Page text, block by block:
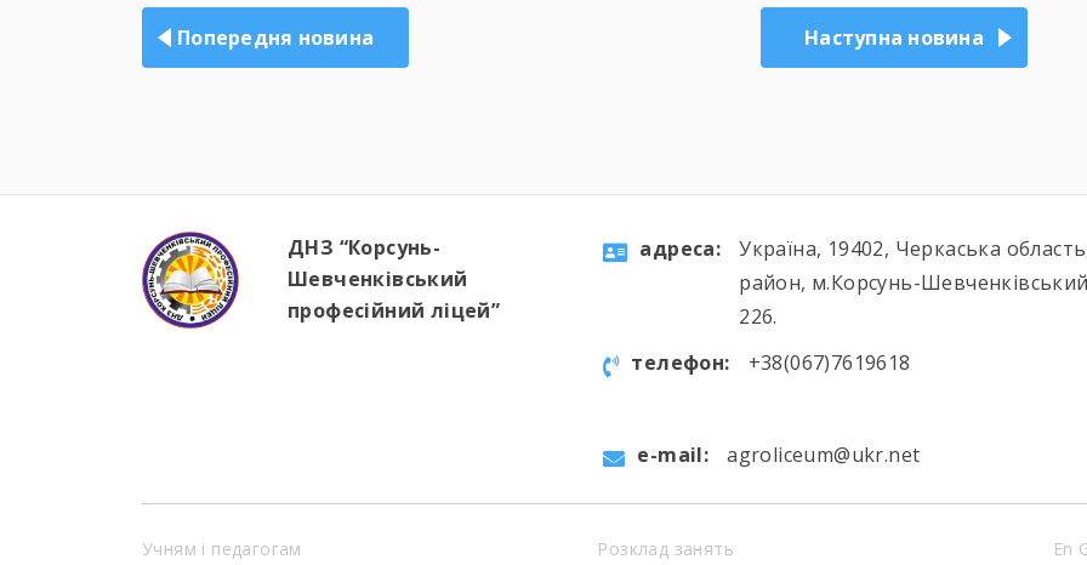
записів
Попередня новина Наступна новина
ДНЗ “Корсунь-
Шевченківський
професійний ліцей”
aдресa:
Україна, 19402, Черкаська
район, м.Корсунь-
226.
телефон:
+38(067)7619618
e-mail: agroliceum@ukr.net
Учням і педагогам Розклад занять En